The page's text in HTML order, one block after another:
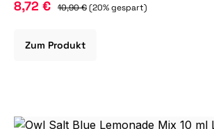
8,72 € 10,90 €(20% gespart)
Zum Produkt